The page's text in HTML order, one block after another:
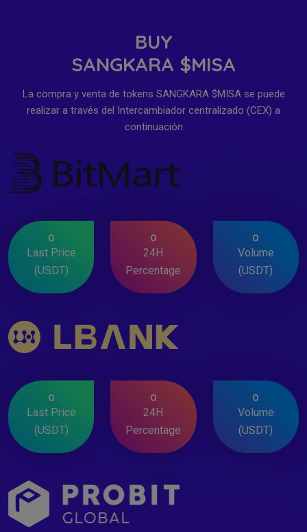
BUY
SANGKARA $MISA
La compra y venta de tokens SANGKARA $MISA se puede
realizar a través del Intercambiador centralizado (CEX) a
continuación
0
Last Price
(USDT)
0
24H
Percentage
0
Volume
(USDT)
0
Last Price
(USDT)
0
24H
Percentage
0
Volume
(USDT)